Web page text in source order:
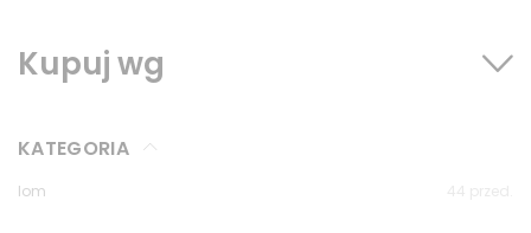
Kupuj wg
KATEGORIA
Iom